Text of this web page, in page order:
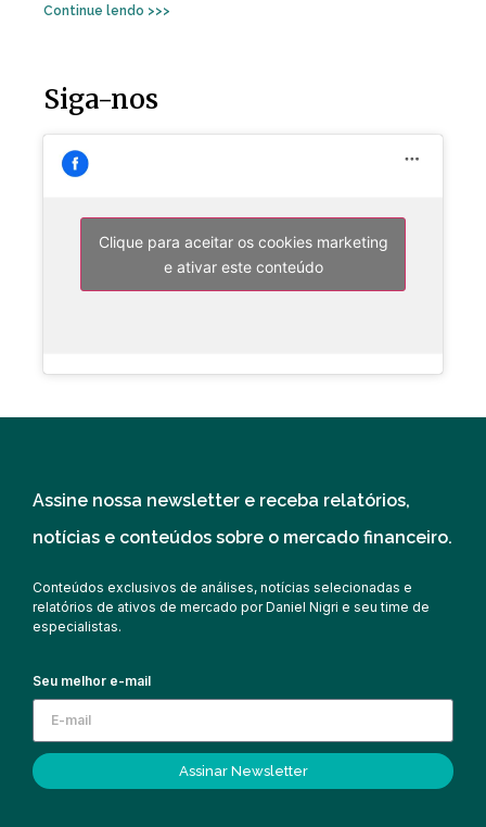
Continue lendo >>>
Siga-nos
Clique para aceitar os cookies marketing
e ativar este conteúdo
Assine nossa newsletter e receba relatórios,
notícias e conteúdos sobre o mercado financeiro.
Conteúdos exclusivos de análises, notícias selecionadas e
relatórios de ativos de mercado por Daniel Nigri e seu time de
especialistas.
Seu melhor e-mail
Assinar Newsletter